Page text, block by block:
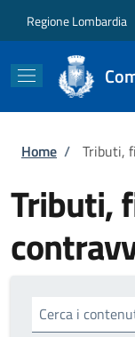
Regione Lombardia
Briciole
Home / Tributi,
Tributi,
Cerca i